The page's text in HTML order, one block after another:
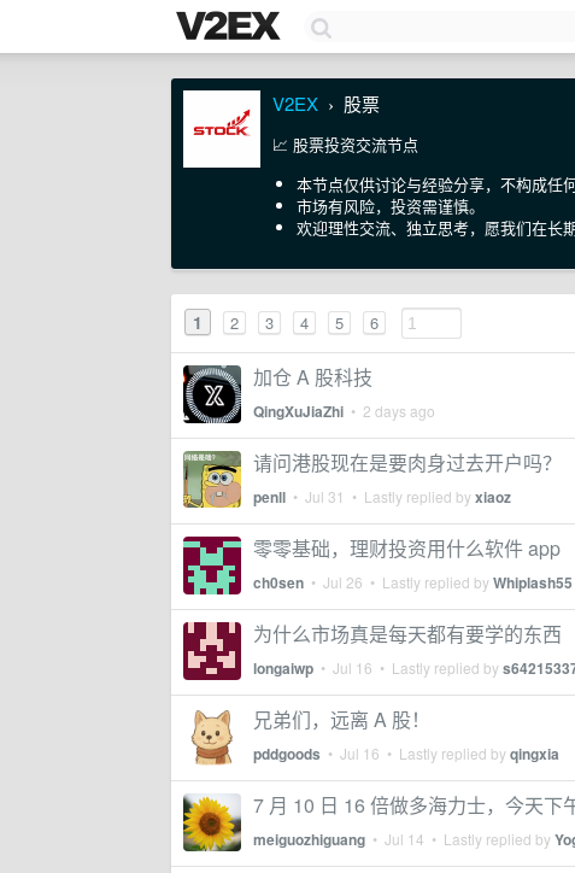
V2EX › 股票
📈 股票投资交流节点
本节点仅供讨论与经验分享，不构成任
市场有风险，投资需谨慎。
欢迎理性交流、独立思考，愿我们在长
1 2 3 4 5 6
加仓 A 股科技
QingXuJiaZhi • 2 days ago
请问港股现在是要肉身过去开户吗？
penll • Jul 31 • Lastly replied byxiaoz
零零基础，理财投资用什么软件 app
ch0sen • Jul 26 • Lastly replied byWhiplash55
为什么市场真是每天都有要学的东西
longaiwp • Jul 16 • Lastly replied by
兄弟们，远离 A 股！
pddgoods • Jul 16 • Lastly replied byqingxia
7 月 10 日 16 倍做多海力士，今天下
meiguozhiguang • Jul 14 • Lastly replied by